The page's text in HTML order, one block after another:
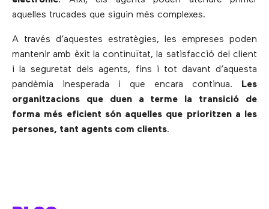
aquelles trucades que siguin més complexes.
A través d’aquestes estratègies, les empreses poden
mantenir amb èxit la continuïtat, la satisfacció del client
i la seguretat dels agents, fins i tot davant d’aquesta
pandèmia inesperada i que encara continua. Les
organitzacions que duen a terme la transició de
forma més eficient són aquelles que prioritzen a les
persones, tant agents com clients.